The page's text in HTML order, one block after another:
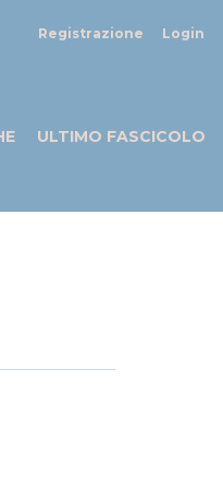
Registrazione Login
ULTIMO FASCICOLO